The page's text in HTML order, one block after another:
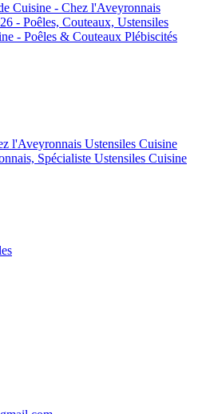
Cuisine - Chez l'Aveyronnais
- Poêles, Couteaux, Ustensiles
- Poêles & Couteaux Plébiscités
l'Aveyronnais Ustensiles Cuisine
Spécialiste Ustensiles Cuisine